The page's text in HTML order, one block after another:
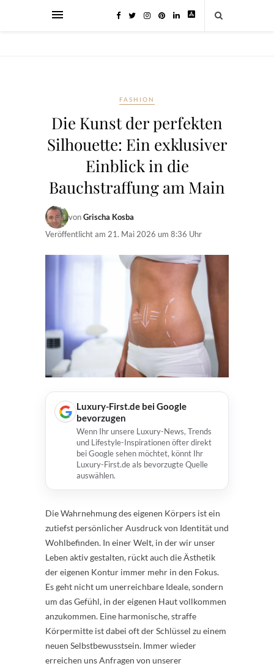
FASHION
Die Kunst der perfekten
Silhouette: Ein exklusiver
Einblick in die
Bauchstraffung am Main
vonGrischa Kosba
Veröffentlicht am 21. Mai 2026 um 8:36 Uhr
Luxury-First.de bei Google
bevorzugen
Wenn Ihr unsere Luxury-News, Trends
und Lifestyle-Inspirationen öfter direkt
bei Google sehen möchtet, könnt Ihr
Luxury-First.de als bevorzugte Quelle
auswählen.
Die Wahrnehmung des eigenen Körpers ist ein
zutiefst persönlicher Ausdruck von Identität und
Wohlbefinden. In einer Welt, in der wir unser
Leben aktiv gestalten, rückt auch die Ästhetik
der eigenen Kontur immer mehr in den Fokus.
Es geht nicht um unerreichbare Ideale, sondern
um das Gefühl, in der eigenen Haut vollkommen
anzukommen. Eine harmonische, straffe
Körpermitte ist dabei oft der Schlüssel zu einem
neuen Selbstbewusstsein. Immer wieder
erreichen uns Anfragen von unserer